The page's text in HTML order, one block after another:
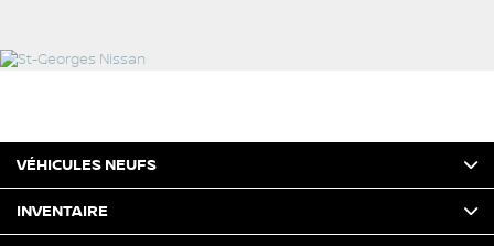
VÉHICULES NEUFS
INVENTAIRE